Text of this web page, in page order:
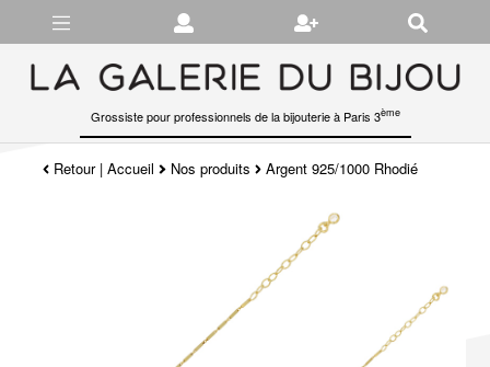
Grossiste pour professionnels de la bijouterie à Paris 3ème
Retour|Accueil Nos produits Argent 925/1000 Rhodié
Gérer les préférences en matière de cookies